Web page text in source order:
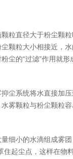
颗粒直径大于粉尘颗
颗粒大小相接近，
尘的“过滤”作用就形
抑尘系统将水直接加
水雾颗粒与粉尘颗粒
量细小的水滴组成雾
住起尘点，这样在物